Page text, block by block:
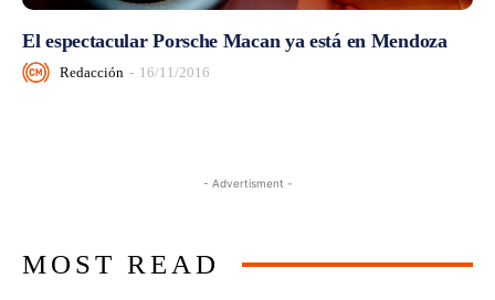
El espectacular Porsche Macan ya está en Mendoza
Redacción - 16/11/2016
- Advertisment -
MOST READ